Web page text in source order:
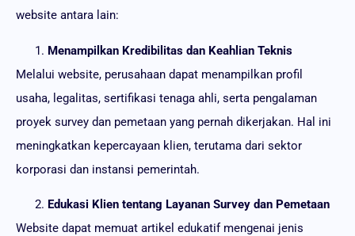
website antara lain:
Menampilkan Kredibilitas dan Keahlian Teknis
Melalui website, perusahaan dapat menampilkan profil
usaha, legalitas, sertifikasi tenaga ahli, serta pengalaman
proyek survey dan pemetaan yang pernah dikerjakan. Hal ini
meningkatkan kepercayaan klien, terutama dari sektor
korporasi dan instansi pemerintah.
Edukasi Klien tentang Layanan Survey dan Pemetaan
Website dapat memuat artikel edukatif mengenai jenis